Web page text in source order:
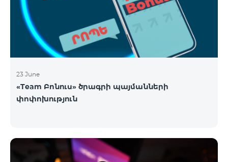
23 June
«Team Բոնուս» ծրագրի պայմանների
փոփոխություն